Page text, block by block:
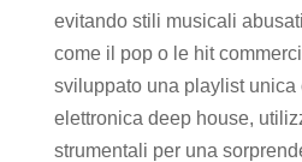
evitando stili musicali
come il pop o le hit
sviluppato una playlist unica
elettronica deep house,
strumentali per una